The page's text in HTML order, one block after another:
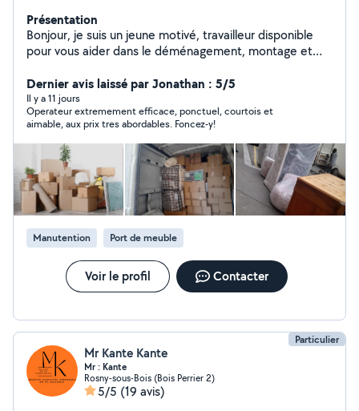
Présentation
Bonjour, je suis un jeune motivé, travailleur disponible
pour vous aider dans le déménagement, montage et
services envoyer votre numéro je vous recontacterais
Dernier avis laissé par Jonathan : 5/5
Il y a 11 jours
Operateur extremement efficace, ponctuel, courtois et
aimable, aux prix tres abordables. Foncez-y!
Manutention Port de meuble
Voir le profil Contacter
Particulier
Mr Kante Kante
Mr : Kante
Rosny-sous-Bois (Bois Perrier 2)
5/5 (19 avis)